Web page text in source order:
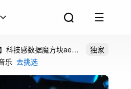
】科技感数据魔方块ae模
独家
乐 去挑选